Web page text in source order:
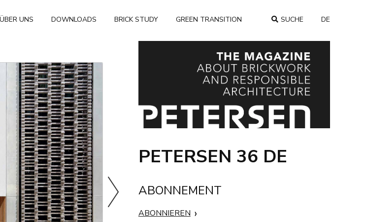
ÜBER UNS DOWNLOADS BRICK STUDY GREEN TRANSITION SUCHE DE
PETERSEN 36 DE
ABONNEMENT
ABONNIEREN